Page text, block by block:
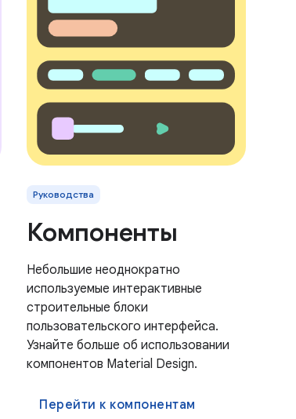
Руководства
Компоненты
Небольшие неоднократно
используемые интерактивные
строительные блоки
пользовательского интерфейса.
Узнайте больше об использовании
компонентов Material Design.
Перейти к компонентам